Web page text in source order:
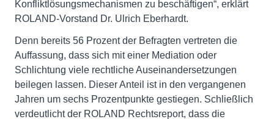
Konfliktlösungsmechanismen zu beschäftigen“, erklärt
ROLAND-Vorstand Dr. Ulrich Eberhardt.
Denn bereits 56 Prozent der Befragten vertreten die
Auffassung, dass sich mit einer Mediation oder
Schlichtung viele rechtliche Auseinandersetzungen
beilegen lassen. Dieser Anteil ist in den vergangenen
Jahren um sechs Prozentpunkte gestiegen. Schließlich
verdeutlicht der ROLAND Rechtsreport, dass die